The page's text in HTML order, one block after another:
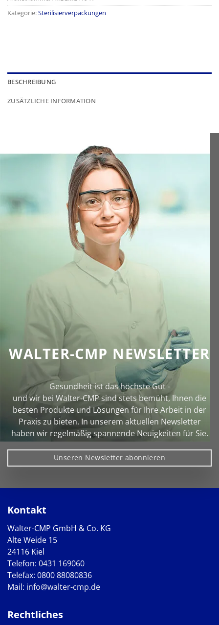
Kategorie:Sterilisierverpackungen
BESCHREIBUNG
ZUSÄTZLICHE INFORMATION
WALTER-CMP NEWSLETTER
Gesundheit ist das höchste Gut -
und wir bei Walter‑CMP sind stets bemüht, Ihnen die
besten Produkte und Lösungen für Ihre Arbeit in der
Praxis zu bieten. In unserem aktuellen Newsletter
haben wir regelmäßig spannende Neuigkeiten für Sie.
Unseren Newsletter abonnieren
Kontakt
Walter-CMP GmbH & Co. KG
Alte Weide 15
24116 Kiel
Telefon: 0431 169060
Telefax: 0800 88080836
Mail: info@walter-cmp.de
Rechtliches